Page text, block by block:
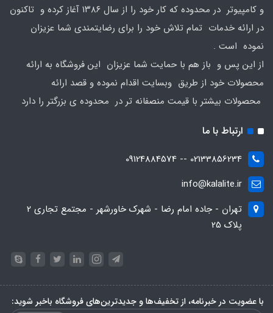
و کامپیوتر در محدوده که کار خود را از سال ۱۳۸۶ آغاز کرده و تاکنون
در ارائه خدمات تمام تلاش خود را برای رضایتمندی شما عزیزان
نموده است .
از این پس و باز هم با حمایت شما عزیزان این فروشگاه به ارائه
محصولات خود از طریق وبسایت اقدام نموده و قصد ارائه
محصولات بیشتر با قیمت منصفانه تر در محدوده ی بزرگتر را دارد
ارتباط با ما
02133856234 -- 09124884574
info@kalalite.ir
تهران - جاده امام رضا - شهرک خاورشهر - مجتمع تجاری 2
پلاک 25
با عضویت در خبرنامه، از تخفیف‌ها و جدیدترین‌های فروشگاه باخبر شوید: